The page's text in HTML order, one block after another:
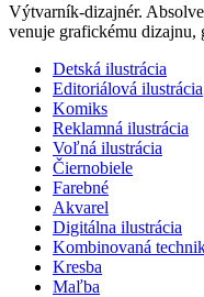
Výtvarník-dizajnér.
venuje grafickému dizajnu,
Detská ilustrácia
Editoriálová ilustrácia
Komiks
Reklamná ilustrácia
Voľná ilustrácia
Čiernobiele
Farebné
Akvarel
Digitálna ilustrácia
Kombinovaná
Kresba
Maľba